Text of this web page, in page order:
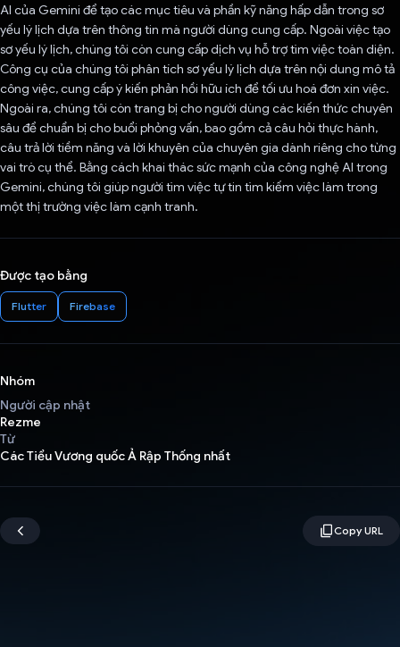
AI của Gemini để tạo các mục tiêu và phần kỹ năng hấp dẫn trong sơ
yếu lý lịch dựa trên thông tin mà người dùng cung cấp. Ngoài việc tạo
sơ yếu lý lịch, chúng tôi còn cung cấp dịch vụ hỗ trợ tìm việc toàn diện.
Công cụ của chúng tôi phân tích sơ yếu lý lịch dựa trên nội dung mô tả
công việc, cung cấp ý kiến phản hồi hữu ích để tối ưu hoá đơn xin việc.
Ngoài ra, chúng tôi còn trang bị cho người dùng các kiến thức chuyên
sâu để chuẩn bị cho buổi phỏng vấn, bao gồm cả câu hỏi thực hành,
câu trả lời tiềm năng và lời khuyên của chuyên gia dành riêng cho từng
vai trò cụ thể. Bằng cách khai thác sức mạnh của công nghệ AI trong
Gemini, chúng tôi giúp người tìm việc tự tin tìm kiếm việc làm trong
một thị trường việc làm cạnh tranh.
Được tạo bằng
Flutter Firebase
Nhóm
Người cập nhật
Rezme
Từ
Các Tiểu Vương quốc Ả Rập Thống nhất